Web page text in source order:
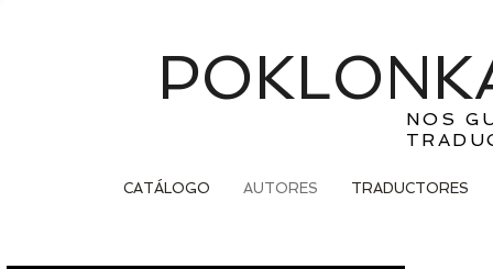
NOS
CATÁLOGO AUTORES TRADUCTORES